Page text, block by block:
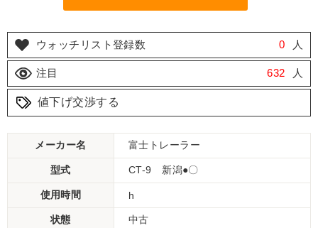
ウォッチリスト登録数 0 人
注目 632 人
値下げ交渉する
メーカー名 富士トレーラー
型式 CT-9 新潟●〇
使用時間 h
状態 中古